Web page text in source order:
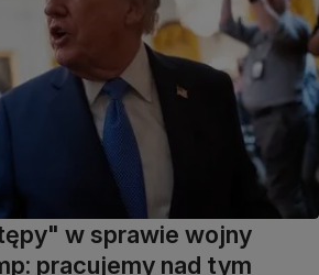
w sprawie wojny
pracujemy nad tym